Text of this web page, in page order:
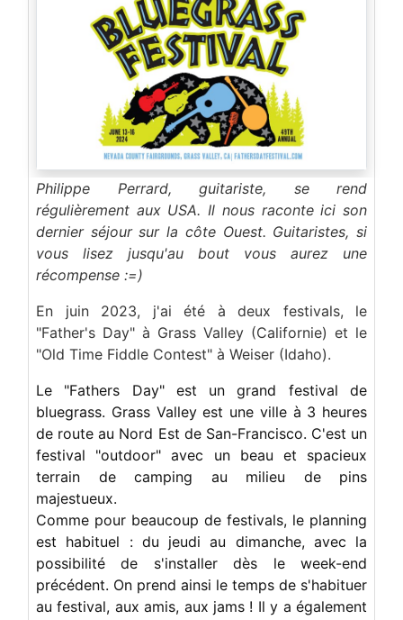
Philippe Perrard, guitariste, se rend
régulièrement aux USA. Il nous raconte ici son
dernier séjour sur la côte Ouest. Guitaristes, si
vous lisez jusqu'au bout vous aurez une
récompense :=)
En juin 2023, j'ai été à deux festivals, le
"Father's Day" à Grass Valley (Californie) et le
"Old Time Fiddle Contest" à Weiser (Idaho).
Le "Fathers Day" est un grand festival de
bluegrass. Grass Valley est une ville à 3 heures
de route au Nord Est de San-Francisco. C'est un
festival "outdoor" avec un beau et spacieux
terrain de camping au milieu de pins
majestueux.
Comme pour beaucoup de festivals, le planning
est habituel : du jeudi au dimanche, avec la
possibilité de s'installer dès le week-end
précédent. On prend ainsi le temps de s'habituer
au festival, aux amis, aux jams ! Il y a également